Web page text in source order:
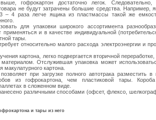
гофрокартон достаточно легок. Следовательно,
не будут затрачены большие средства. Например,
– 4 раза легче ящика из пластмассы такой же
для упаковки широкого ассортимента
и в качестве индивидуальной
тары.
относительно малого расхода электроэнергии и
картона, легко подвергается вторичной переработке,
материалом. Отслужившая упаковка может
макулатурного картона.
при загрузке полного автотрака разместить в
из гофрокартона, чем пластиковой тары.
в сложенном виде.
различными способами (офсет, флексо,
и тары из него